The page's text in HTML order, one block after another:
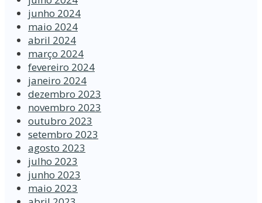
junho 2024
maio 2024
abril 2024
março 2024
fevereiro 2024
janeiro 2024
dezembro 2023
novembro 2023
outubro 2023
setembro 2023
agosto 2023
julho 2023
junho 2023
maio 2023